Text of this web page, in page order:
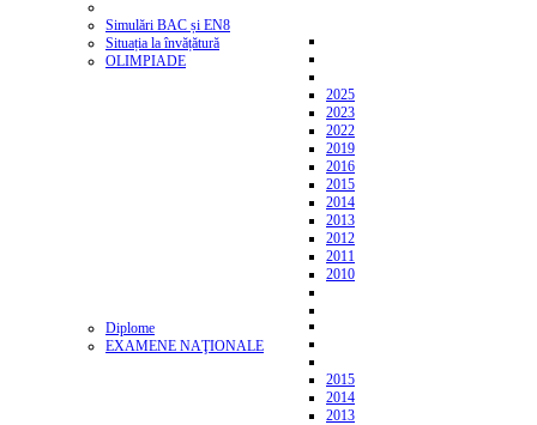
Simulări BAC și EN8
Situația la învățătură
OLIMPIADE
2025
2023
2022
2019
2016
2015
2014
2013
2012
2011
2010
Diplome
EXAMENE NAŢIONALE
2015
2014
2013